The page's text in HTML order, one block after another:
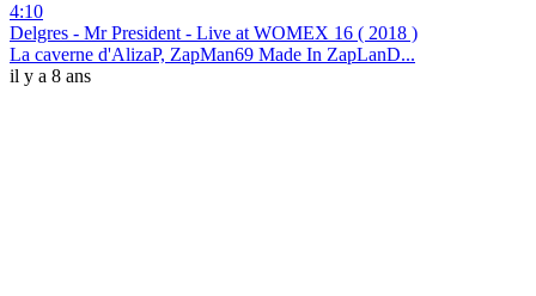
4:10
Delgres - Mr President - Live at WOMEX 16 ( 2018 )
La caverne d'AlizaP, ZapMan69 Made In ZapLanD...
il y a 8 ans